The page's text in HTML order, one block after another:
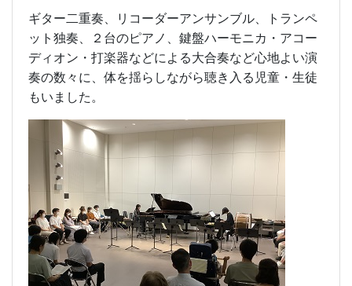
ギター二重奏、リコーダーアンサンブル、トランペ
ット独奏、２台のピアノ、鍵盤ハーモニカ・アコー
ディオン・打楽器などによる大合奏など心地よい演
奏の数々に、体を揺らしながら聴き入る児童・生徒
もいました。